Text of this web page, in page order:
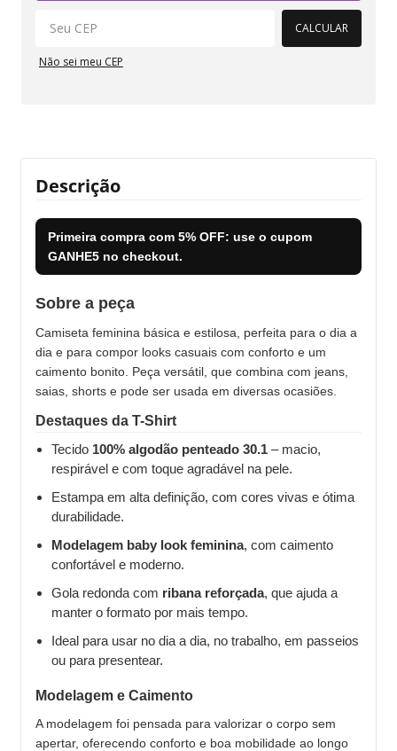
CALCULAR
Não sei meu CEP
Descrição
Primeira compra com 5% OFF: use o cupom
GANHE5 no checkout.
Sobre a peça
Camiseta feminina básica e estilosa, perfeita para o dia a
dia e para compor looks casuais com conforto e um
caimento bonito. Peça versátil, que combina com jeans,
saias, shorts e pode ser usada em diversas ocasiões.
Destaques da T-Shirt
Tecido 100% algodão penteado 30.1 – macio,
respirável e com toque agradável na pele.
Estampa em alta definição, com cores vivas e ótima
durabilidade.
Modelagem baby look feminina, com caimento
confortável e moderno.
Gola redonda com ribana reforçada, que ajuda a
manter o formato por mais tempo.
Ideal para usar no dia a dia, no trabalho, em passeios
ou para presentear.
Modelagem e Caimento
A modelagem foi pensada para valorizar o corpo sem
apertar, oferecendo conforto e boa mobilidade ao longo